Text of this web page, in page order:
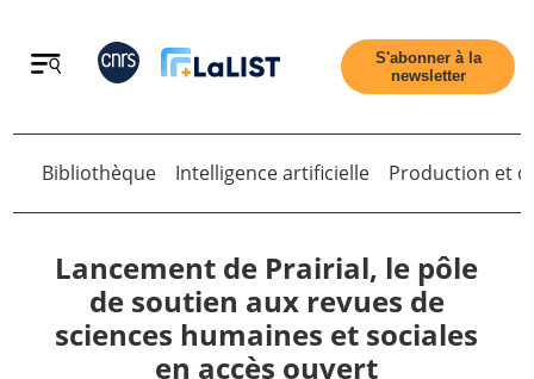
Retour
Accueil
S'abonner à la
newsletter
Retour
Bibliothèque Intelligence artificielle Production et
Lancement de Prairial, le pôle
de soutien aux revues de
sciences humaines et sociales
en accès ouvert